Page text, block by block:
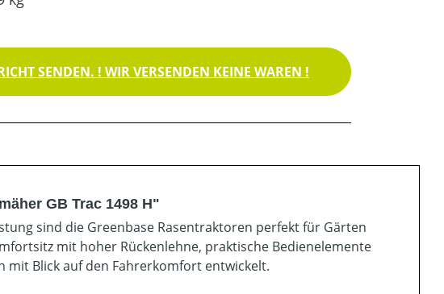
SENDEN. ! WIR VERSENDEN KEINE WAREN !
GB Trac 1498 H"
sind die Greenbase Rasentraktoren perfekt für Gärten
mit hoher Rückenlehne, praktische Bedienelemente
Blick auf den Fahrerkomfort entwickelt.